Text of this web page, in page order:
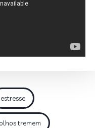
estresse
tremem